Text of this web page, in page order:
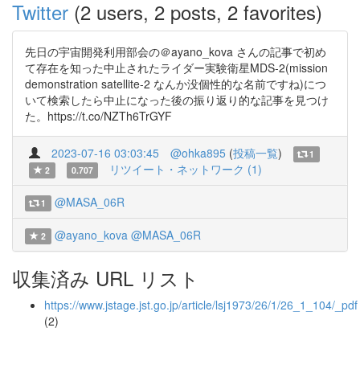
Twitter (2 users, 2 posts, 2 favorites)
先日の宇宙開発利用部会の＠ayano_kova さんの記事で初め
て存在を知った中止されたライダー実験衛星MDS-2(mission
demonstration satellite-2 なんか没個性的な名前ですね)につ
いて検索したら中止になった後の振り返り的な記事を見つけ
た。https://t.co/NZTh6TrGYF
2023-07-16 03:03:45 @ohka895 (投稿一覧)
1
2
0.707 リツイート・ネットワーク (1)
1 @MASA_06R
2 @ayano_kova @MASA_06R
収集済み URL リスト
https://www.jstage.jst.go.jp/article/lsj1973/26/1/26_1_104/_pdf
(2)